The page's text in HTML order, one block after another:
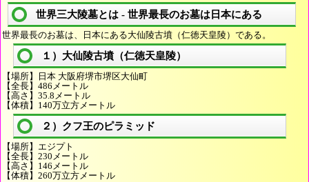
世界三大陵墓とは - 世界最長のお墓は日本にある
世界最長のお墓は、日本にある大仙陵古墳（仁徳天皇陵）である。
１）大仙陵古墳（仁徳天皇陵）
【場所】日本 大阪府堺市堺区大仙町
【全長】486メートル
【高さ】35.8メートル
【体積】140万立方メートル
２）クフ王のピラミッド
【場所】エジプト
【全長】230メートル
【高さ】146メートル
【体積】260万立方メートル